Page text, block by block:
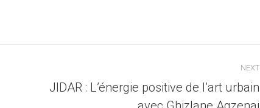
NEXT
Next
JIDAR : L’énergie positive de l’art urbain